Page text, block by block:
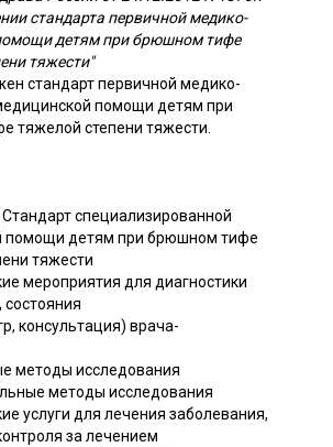
стандарта первичной медико-
детям при брюшном тифе
тяжести"
стандарт первичной медико-
помощи детям при
тяжелой степени тяжести.
специализированной
помощи детям при брюшном тифе
тяжести
мероприятия для диагностики
состояния
консультация) врача-
методы исследования
методы исследования
услуги для лечения заболевания,
за лечением